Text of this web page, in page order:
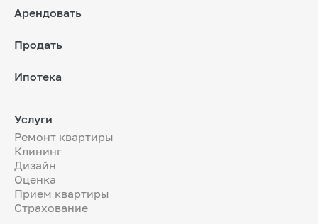
Арендовать
Продать
Ипотека
Услуги
Ремонт квартиры
Клининг
Дизайн
Оценка
Прием квартиры
Страхование